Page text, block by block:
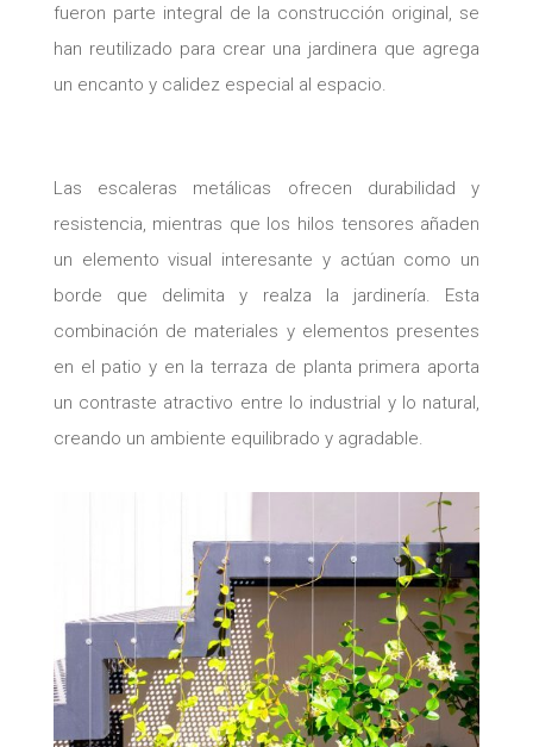
fueron parte integral de la construcción original, se
han reutilizado para crear una jardinera que agrega
un encanto y calidez especial al espacio.
Las escaleras metálicas ofrecen durabilidad y
resistencia, mientras que los hilos tensores añaden
un elemento visual interesante y actúan como un
borde que delimita y realza la jardinería. Esta
combinación de materiales y elementos presentes
en el patio y en la terraza de planta primera aporta
un contraste atractivo entre lo industrial y lo natural,
creando un ambiente equilibrado y agradable.